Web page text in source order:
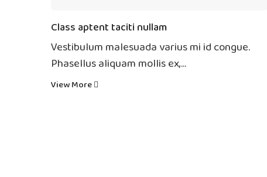
Class aptent taciti nullam
Vestibulum malesuada varius mi id congue.
Phasellus aliquam mollis ex,...
View More